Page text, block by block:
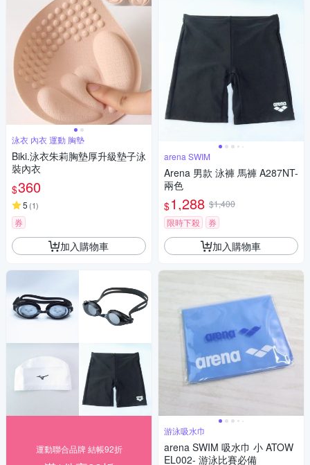
泳衣 內衣 運動 胸墊
Biki.泳衣朱莉胸墊厚升級墊子泳
裝內衣
$360
5 (1)
券
加入購物車
運動聯合品牌 結帳92折
arena SWIM
Arena 男款 泳褲 馬褲 A287NT-
兩色
$1,288 $1,400
限時下殺
券
加入購物車
游泳吸水巾
arena SWIM 吸水巾 小 ATOW
EL002- 游泳比賽必備